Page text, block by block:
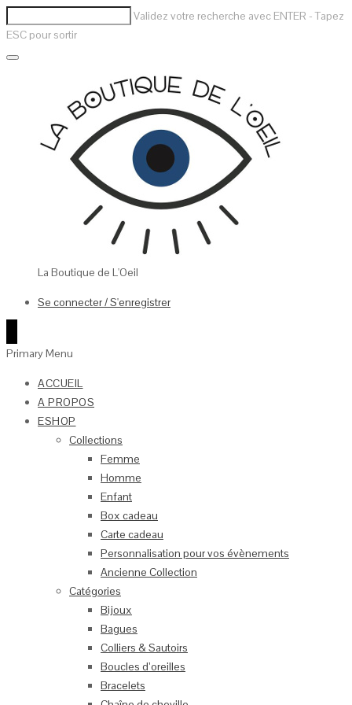
Validez votre recherche avec ENTER - Tapez
ESC pour sortir
La Boutique de L'Oeil
Se connecter / S'enregistrer
Primary Menu
ACCUEIL
A PROPOS
ESHOP
Collections
Femme
Homme
Enfant
Box cadeau
Carte cadeau
Personnalisation pour vos évènements
Ancienne Collection
Catégories
Bijoux
Bagues
Colliers & Sautoirs
Boucles d’oreilles
Bracelets